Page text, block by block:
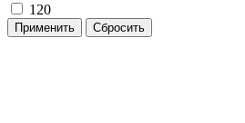
120
Применить Сбросить